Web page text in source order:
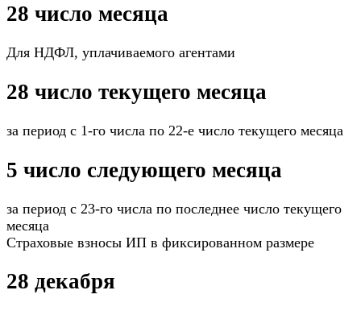
28 число месяца
Для НДФЛ, уплачиваемого агентами
28 число текущего месяца
за период с 1-го числа по 22-е число текущего месяца
5 число следующего месяца
за период с 23-го числа по последнее число текущего
месяца
Страховые взносы ИП в фиксированном размере
28 декабря